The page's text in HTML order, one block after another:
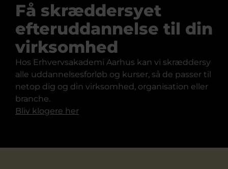
Få skræddersyet
efteruddannelse til din
virksomhed
Hos Erhvervsakademi Aarhus kan vi skræddersy
alle uddannelsesforløb og kurser, så de passer til
netop dig og din virksomhed, organisation eller
branche.
Bliv klogere her